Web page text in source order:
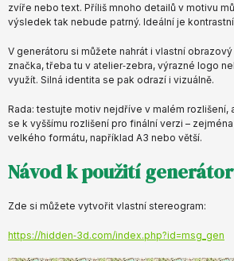
zvíře nebo text. Příliš mnoho detailů v motivu
výsledek tak nebude patrný. Ideální je
V generátoru si můžete nahrát i vlastní
značka, třeba tu v atelier‑zebra, výrazné logo
využít. Silná identita se pak odrazí i vizuálně.
Rada: testujte motiv nejdříve v malém rozlišení,
se k vyššímu rozlišení pro finální verzi –
velkého formátu, například A3 nebo větší.
Návod k použití
Zde si můžete vytvořit vlastní stereogram:
https://hidden‑3d.com/index.php?id=msg_gen